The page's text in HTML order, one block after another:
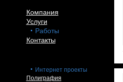
Компания
Услуги
Работы
Контакты
Интернет проекты
Полиграфия